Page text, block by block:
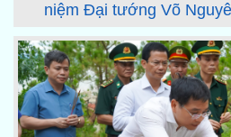
niệm Đại tướng Võ